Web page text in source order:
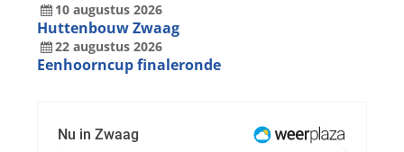
10 augustus 2026
Huttenbouw Zwaag
22 augustus 2026
Eenhoorncup finaleronde